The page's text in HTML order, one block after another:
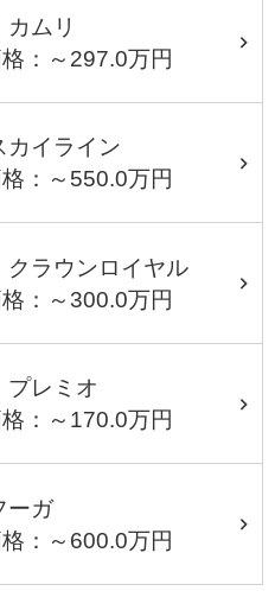
カムリ
：～297.0万円
カイライン
：～550.0万円
クラウンロイヤル
：～300.0万円
プレミオ
：～170.0万円
ーガ
：～600.0万円